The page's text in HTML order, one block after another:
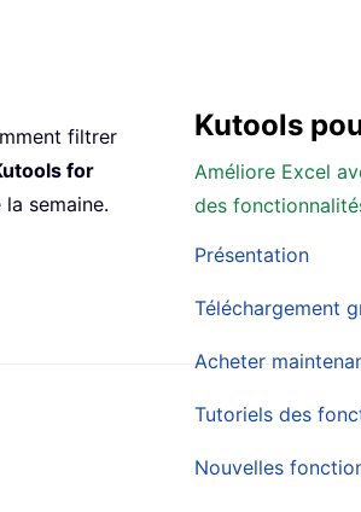
Kutools
Améliore Excel
des
Présentation
Téléchargement
Acheter
Tutoriels des
Nouvelles
filtrer
for
semaine.